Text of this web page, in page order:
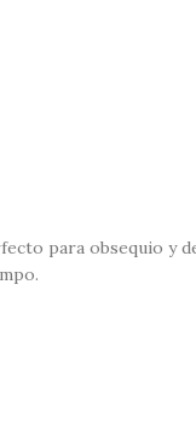
para obsequio y